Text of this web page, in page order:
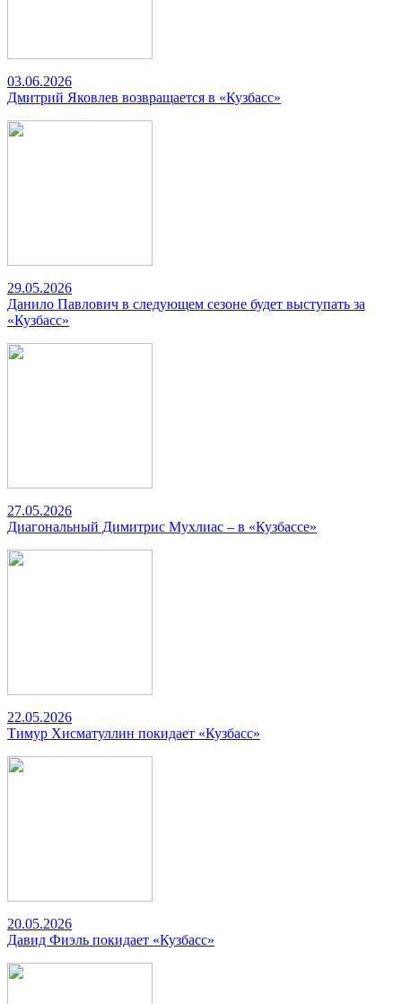
03.06.2026
Дмитрий Яковлев возвращается в «Кузбасс»
29.05.2026
Данило Павлович в следующем сезоне будет выступать за
«Кузбасс»
27.05.2026
Диагональный Димитрис Мухлиас – в «Кузбассе»
22.05.2026
Тимур Хисматуллин покидает «Кузбасс»
20.05.2026
Давид Фиэль покидает «Кузбасс»